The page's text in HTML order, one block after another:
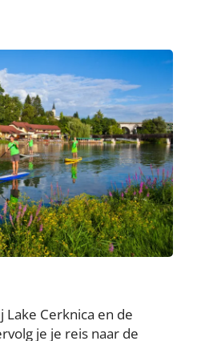
Cerknica en de
je je reis naar de